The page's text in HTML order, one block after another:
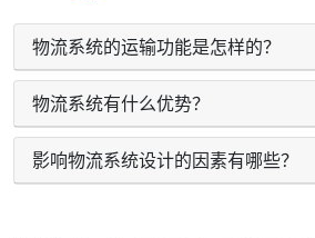
物流系统的运输功能是怎样的？
物流系统有什么优势？
影响物流系统设计的因素有哪些？